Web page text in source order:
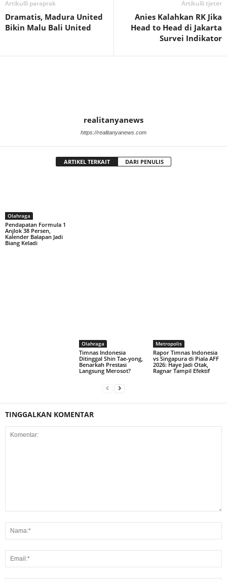
Artikulli paraprak
Dramatis, Madura United
Bikin Malu Bali United
Artikulli tjetër
Anies Kalahkan RK Jika
Head to Head di Jakarta
Survei Indikator
realitanyanews
https://realitanyanews.com
ARTIKEL TERKAIT DARI PENULIS
Olahraga
Pendapatan Formula 1
Anjlok 38 Persen,
Kalender Balapan Jadi
Biang Keladi
Olahraga
Timnas Indonesia
Ditinggal Shin Tae-yong,
Benarkah Prestasi
Langsung Merosot?
Metropolis
Rapor Timnas Indonesia
vs Singapura di Piala AFF
2026: Haye Jadi Otak,
Ragnar Tampil Efektif
TINGGALKAN KOMENTAR